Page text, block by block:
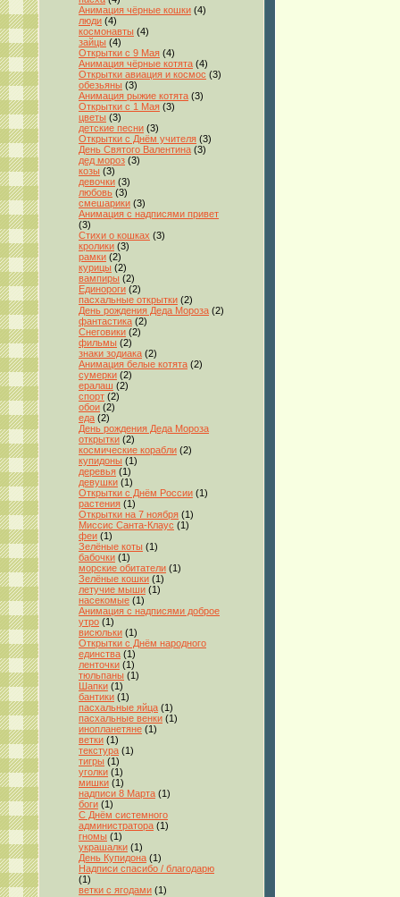
Анимация чёрные кошки (4)
люди (4)
космонавты (4)
зайцы (4)
Открытки с 9 Мая (4)
Анимация чёрные котята (4)
Открытки авиация и космос (3)
обезьяны (3)
Анимация рыжие котята (3)
Открытки с 1 Мая (3)
цветы (3)
детские песни (3)
Открытки с Днём учителя (3)
День Святого Валентина (3)
дед мороз (3)
козы (3)
девочки (3)
любовь (3)
смешарики (3)
Анимация с надписями привет
(3)
Стихи о кошках (3)
кролики (3)
рамки (2)
курицы (2)
вампиры (2)
Единороги (2)
пасхальные открытки (2)
День рождения Деда Мороза (2)
фантастика (2)
Снеговики (2)
фильмы (2)
знаки зодиака (2)
Анимация белые котята (2)
сумерки (2)
ералаш (2)
спорт (2)
обои (2)
еда (2)
День рождения Деда Мороза
открытки (2)
космические корабли (2)
купидоны (1)
деревья (1)
девушки (1)
Открытки с Днём России (1)
растения (1)
Открытки на 7 ноября (1)
Миссис Санта-Клаус (1)
феи (1)
Зелёные коты (1)
бабочки (1)
морские обитатели (1)
Зелёные кошки (1)
летучие мыши (1)
насекомые (1)
Анимация с надписями доброе
утро (1)
висюльки (1)
Открытки с Днём народного
единства (1)
ленточки (1)
тюльпаны (1)
Шапки (1)
бантики (1)
пасхальные яйца (1)
пасхальные венки (1)
инопланетяне (1)
ветки (1)
текстура (1)
тигры (1)
уголки (1)
мишки (1)
надписи 8 Марта (1)
боги (1)
С Днём системного
администратора (1)
гномы (1)
украшалки (1)
День Купидона (1)
Надписи спасибо / благодарю
(1)
ветки с ягодами (1)